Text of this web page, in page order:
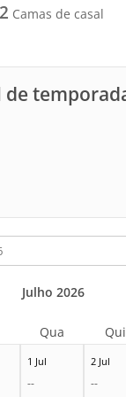
2 Camas de casal
de
1 Jul
--
2 Jul
--
Julho 2026
Qua Qui